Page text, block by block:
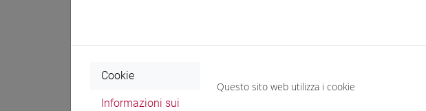
Cookie
Informazioni sui
Questo sito web utilizza i cookie